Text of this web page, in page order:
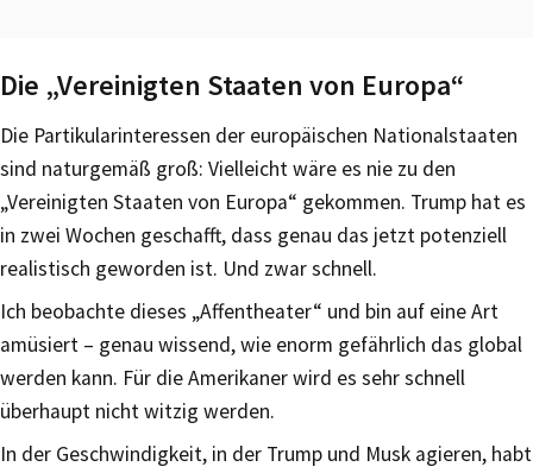
Die „Vereinigten Staaten von Europa“
Die Partikularinteressen der europäischen Nationalstaaten
sind naturgemäß groß: Vielleicht wäre es nie zu den
„Vereinigten Staaten von Europa“ gekommen. Trump hat es
in zwei Wochen geschafft, dass genau das jetzt potenziell
realistisch geworden ist. Und zwar schnell.
Ich beobachte dieses „Affentheater“ und bin auf eine Art
amüsiert – genau wissend, wie enorm gefährlich das global
werden kann. Für die Amerikaner wird es sehr schnell
überhaupt nicht witzig werden.
In der Geschwindigkeit, in der Trump und Musk agieren, habt